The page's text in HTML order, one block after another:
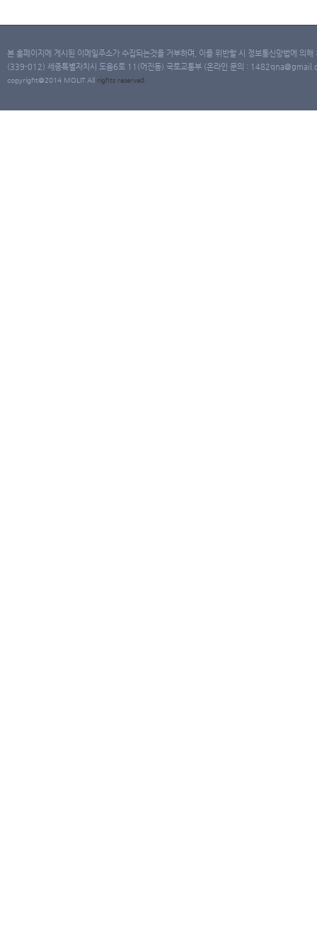
본 홈페이지에 게시된 이메일주소가 수집되는것을 거부하며, 이를 위반할 시 정보통신망법에 의
(339-012) 세종특별자치시 도움6로 11(어진동) 국토교통부 (온라인 문의 :
copyright@2014 MOLIT All rights reserved.